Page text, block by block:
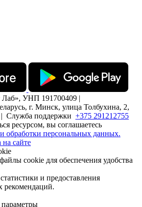
УНП 191700409 |
г. Минск, улица Толбухина, 2,
Служба поддержки +375 291212755
ресурсом, вы соглашаетесь
обработки персональных данных.
сайте
cookie для обеспечения удобства
и предоставления
рекомендаций.